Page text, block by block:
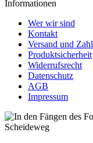
Informationen
Wer wir sind
Kontakt
Versand und
Produktsicherheit
Widerrufsrecht
Datenschutz
AGB
Impressum